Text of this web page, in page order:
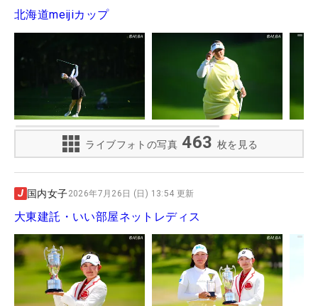
北海道meijiカップ
ライブフォトの写真 463 枚を見る
国内女子2026年7月26日 (日) 13:54 更新
大東建託・いい部屋ネットレディス